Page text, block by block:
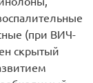
(при ВИЧ-
скрытый